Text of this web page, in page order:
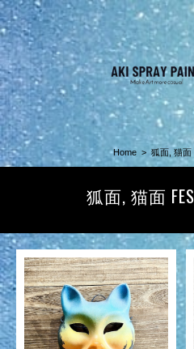
Home 狐面, 猫
狐面, 猫面